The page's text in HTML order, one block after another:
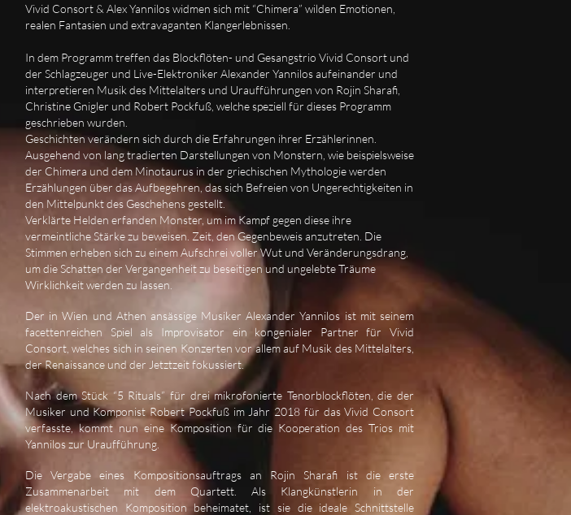
Vivid Consort & Alex Yannilos widmen sich mit “Chimera” wilden Emotionen,
realen Fantasien und extravaganten Klangerlebnissen.
In dem Programm treffen das Blockflöten- und Gesangstrio Vivid Consort und
der Schlagzeuger und Live-Elektroniker Alexander Yannilos aufeinander und
interpretieren Musik des Mittelalters und Uraufführungen von Rojin Sharafi,
Christine Gnigler und Robert Pockfuß, welche speziell für dieses Programm
geschrieben wurden.
Geschichten verändern sich durch die Erfahrungen ihrer Erzählerinnen.
Ausgehend von lang tradierten Darstellungen von Monstern, wie beispielsweise
der Chimera und dem Minotaurus in der griechischen Mythologie werden
Erzählungen über das Aufbegehren, das sich Befreien von Ungerechtigkeiten in
den Mittelpunkt des Geschehens gestellt.
Verklärte Helden erfanden Monster, um im Kampf gegen diese ihre
vermeintliche Stärke zu beweisen. Zeit, den Gegenbeweis anzutreten. Die
Stimmen erheben sich zu einem Aufschrei voller Wut und Veränderungsdrang,
um die Schatten der Vergangenheit zu beseitigen und ungelebte Träume
Wirklichkeit werden zu lassen.
Der in Wien und Athen ansässige Musiker Alexander Yannilos ist mit seinem
facettenreichen Spiel als Improvisator ein kongenialer Partner für Vivid
Consort, welches sich in seinen Konzerten vor allem auf Musik des Mittelalters,
der Renaissance und der Jetztzeit fokussiert.
Nach dem Stück “5 Rituals” für drei mikrofonierte Tenorblockflöten, die der
Musiker und Komponist Robert Pockfuß im Jahr 2018 für das Vivid Consort
verfasste, kommt nun eine Komposition für die Kooperation des Trios mit
Yannilos zur Uraufführung.
Die Vergabe eines Kompositionsauftrags an Rojin Sharafi ist die erste
Zusammenarbeit mit dem Quartett. Als Klangkünstlerin in der
elektroakustischen Komposition beheimatet, ist sie die ideale Schnittstelle